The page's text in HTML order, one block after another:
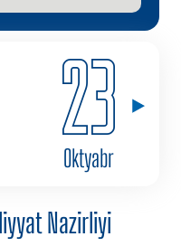
23
Oktyabr
Nazirliyi